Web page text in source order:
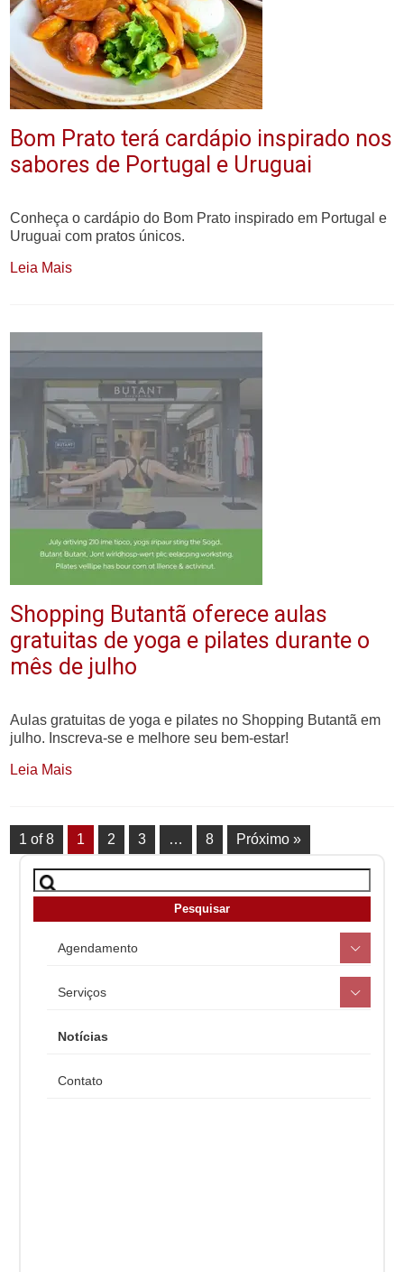
Bom Prato terá cardápio inspirado nos
sabores de Portugal e Uruguai
Conheça o cardápio do Bom Prato inspirado em Portugal e
Uruguai com pratos únicos.
Leia Mais
Shopping Butantã oferece aulas
gratuitas de yoga e pilates durante o
mês de julho
Aulas gratuitas de yoga e pilates no Shopping Butantã em
julho. Inscreva-se e melhore seu bem-estar!
Leia Mais
1 of 8 1 2 3 … 8 Próximo »
Agendamento
Serviços
Notícias
Contato